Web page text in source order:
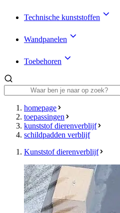
Technische kunststoffen
Wandpanelen
Toebehoren
homepage
toepassingen
kunststof dierenverblijf
schildpadden verblijf
Kunststof dierenverblijf